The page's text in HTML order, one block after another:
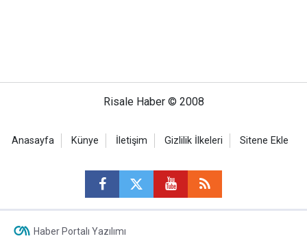
Risale Haber © 2008
Anasayfa Künye İletişim Gizlilik İlkeleri Sitene Ekle
Haber Portalı Yazılımı